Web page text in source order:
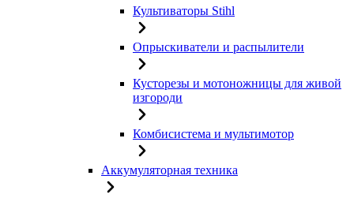
Культиваторы Stihl
Опрыскиватели и распылители
Кусторезы и мотоножницы для живой
изгороди
Комбисистема и мультимотор
Аккумуляторная техника